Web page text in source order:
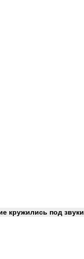
кружились под звуки